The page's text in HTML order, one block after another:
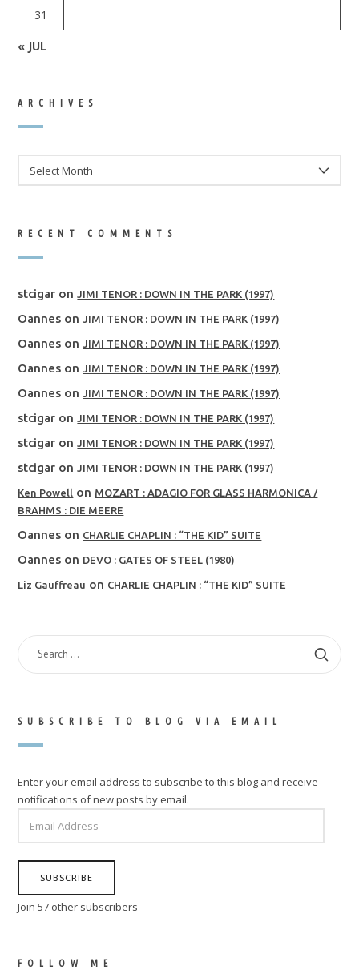
31
« JUL
ARCHIVES
RECENT COMMENTS
stcigar onJIMI TENOR : DOWN IN THE PARK (1997)
Oannes onJIMI TENOR : DOWN IN THE PARK (1997)
Oannes onJIMI TENOR : DOWN IN THE PARK (1997)
Oannes onJIMI TENOR : DOWN IN THE PARK (1997)
Oannes onJIMI TENOR : DOWN IN THE PARK (1997)
stcigar onJIMI TENOR : DOWN IN THE PARK (1997)
stcigar onJIMI TENOR : DOWN IN THE PARK (1997)
stcigar onJIMI TENOR : DOWN IN THE PARK (1997)
Ken Powell on MOZART : ADAGIO FOR GLASS HARMONICA /
BRAHMS : DIE MEERE
Oannes on CHARLIE CHAPLIN : “THE KID” SUITE
Oannes on DEVO : GATES OF STEEL (1980)
Liz Gauffreau on CHARLIE CHAPLIN : “THE KID” SUITE
SEARCH
FOR:
SUBSCRIBE TO BLOG VIA EMAIL
Enter your email address to subscribe to this blog and receive
notifications of new posts by email.
ADDRESS
SUBSCRIBE
Join 57 other subscribers
FOLLOW ME